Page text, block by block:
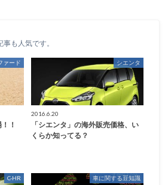
事も人気です。
ァード
！
シエンタ
2016.6.20
「シエンタ」の海外販売価格、い
くらか知ってる？
C-HR 車に関する豆知識